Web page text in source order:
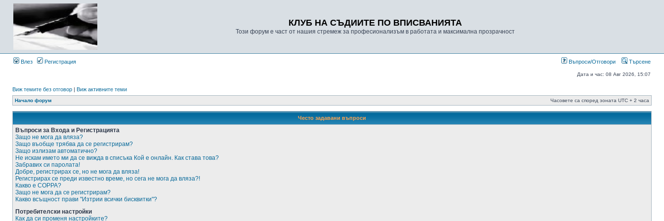
КЛУБ НА СЪДИИТЕ ПО ВПИСВАНИЯТА
Този форум е част от нашия стремеж за професионализъм в работата и максимална прозрачност
Влез Регистрация Въпроси/Отговори Търсене
Дата и час: 08 Авг 2026, 15:07
Виж темите без отговор | Виж активните теми
Начало форум Часовете са според зоната UTC + 2 часа
Често задавани въпроси
Въпроси за Входа и Регистрацията
Защо не мога да вляза?
Защо въобще трябва да се регистрирам?
Защо излизам автоматично?
Не искам името ми да се вижда в списъка Кой е онлайн. Как става това?
Забравих си паролата!
Добре, регистрирах се, но не мога да вляза!
Регистрирах се преди известно време, но сега не мога да вляза?!
Какво е COPPA?
Защо не мога да се регистрирам?
Какво всъщност прави "Изтрии всички бисквитки"?
Потребителски настройки
Как да си променя настройките?